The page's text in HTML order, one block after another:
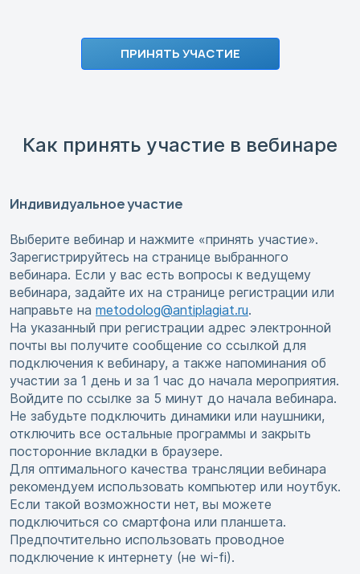
ПРИНЯТЬ УЧАСТИЕ
Как принять участие в вебинаре
Индивидуальное участие
Выберите вебинар и нажмите «принять участие».
Зарегистрируйтесь на странице выбранного
вебинара. Если у вас есть вопросы к ведущему
вебинара, задайте их на странице регистрации или
направьте на metodolog@antiplagiat.ru.
На указанный при регистрации адрес электронной
почты вы получите сообщение со ссылкой для
подключения к вебинару, а также напоминания об
участии за 1 день и за 1 час до начала мероприятия.
Войдите по ссылке за 5 минут до начала вебинара.
Не забудьте подключить динамики или наушники,
отключить все остальные программы и закрыть
посторонние вкладки в браузере.
Для оптимального качества трансляции вебинара
рекомендуем использовать компьютер или ноутбук.
Если такой возможности нет, вы можете
подключиться со смартфона или планшета.
Предпочтительно использовать проводное
подключение к интернету (не wi-fi).